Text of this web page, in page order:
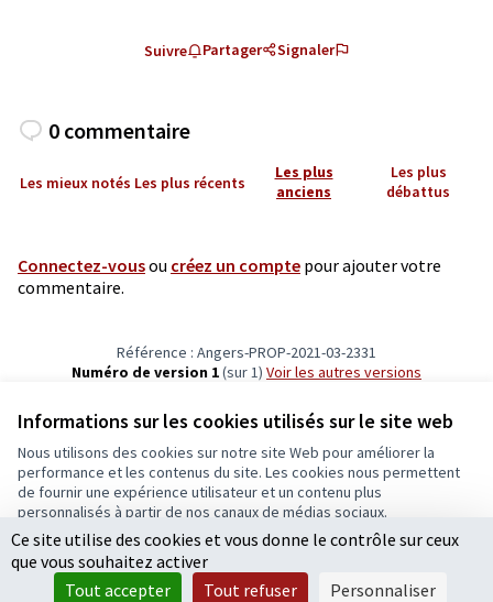
Informations sur les cookies utilisés sur le site web
Nous utilisons des cookies sur notre site Web pour améliorer la
performance et les contenus du site. Les cookies nous permettent
de fournir une expérience utilisateur et un contenu plus
personnalisés à partir de nos canaux de médias sociaux.
Tout accepter
Accepter seulement les cookies essentiels
Suivre Partager Signaler
0 commentaire
Les mieux notés Les plus récents
Les plus
anciens
Les plus
débattus
Connectez-vousou créez un compte pour ajouter votre
commentaire.
Référence : Angers-PROP-2021-03-2331
Numéro de version 1(sur 1)
voir les autres versions
Conditions d'utilisation
Paramètres des cookies
Ecrivons Angers sur X
(Lien externe)
Ecrivons Angers sur Facebook
(Lien externe)
Licence
(Lien
Ce site utilise des cookies et vous donne le contrôle sur ceux
que vous souhaitez activer
Tout accepter
Tout refuser Personnaliser